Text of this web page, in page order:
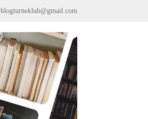
blogturneklub@gmail.com